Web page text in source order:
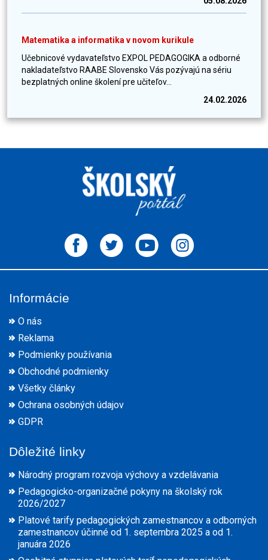
Matematika a informatika v novom kurikule
Učebnicové vydavateľstvo EXPOL PEDAGOGIKA a odborné
nakladateľstvo RAABE Slovensko Vás pozývajú na sériu
bezplatných online školení pre učiteľov...
24.02.2026
Informácie
O nás
Reklama
Podmienky používania
Obchodné podmienky
Všetky články
Ochrana osobných údajov
GDPR
Dôležité linky
Národný program rozvoja výchovy a vzdelávania
Pedagogicko-organizačné pokyny na školský rok
2026/2027
Platové tarify pedagogických zamestnancov a odborných
zamestnancov účinné od 1. septembra 2025 a od 1.
januára 2026